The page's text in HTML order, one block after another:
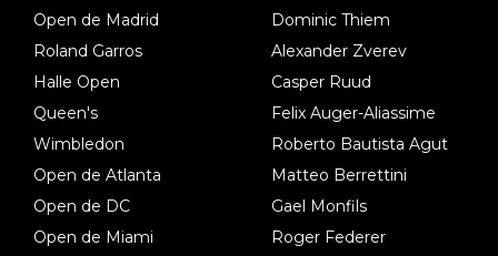
Open de Madrid
Roland Garros
Halle Open
Queen's
Wimbledon
Open de Atlanta
Open de DC
Open de Miami
Dominic Thiem
Alexander Zverev
Casper Ruud
Felix Auger-Aliassime
Roberto Bautista Agut
Matteo Berrettini
Gael Monfils
Roger Federer